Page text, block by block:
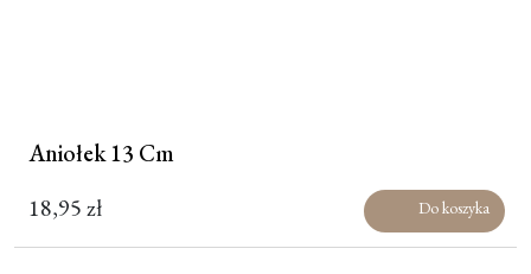
Aniołek 13 Cm
18,95zł Do koszyka